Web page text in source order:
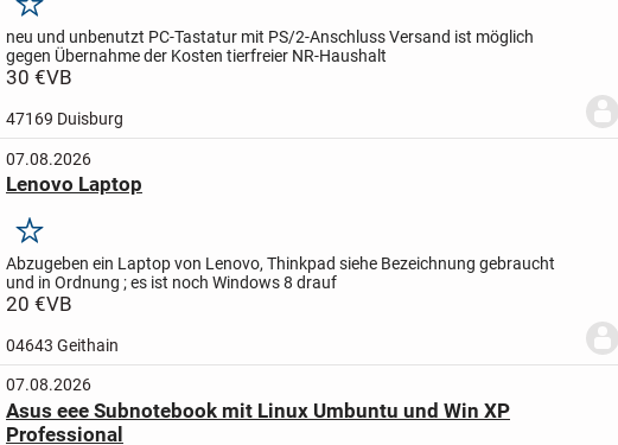
Merken
neu und unbenutzt PC-Tastatur mit PS/2-AnschlussVersand ist möglich
gegen Übernahme der Kosten tierfreier NR-Haushalt
30 €VB
47169 Duisburg
07.08.2026
Lenovo Laptop
Merken
Abzugeben ein Laptop von Lenovo, Thinkpad siehe Bezeichnung gebraucht
und in Ordnung ; es ist noch Windows 8 drauf
20 €VB
04643 Geithain
07.08.2026
Asus eee Subnotebook mit Linux Umbuntu und Win XP
Professional